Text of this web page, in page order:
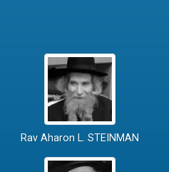
Rav Aharon L. STEINMAN